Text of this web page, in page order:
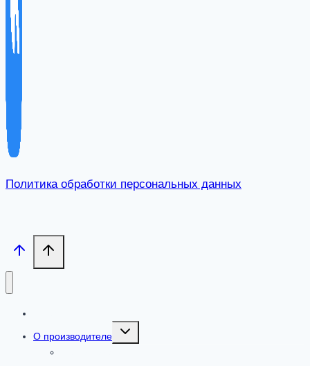
Политика обработки персональных данных
О производителе
Toggle
child